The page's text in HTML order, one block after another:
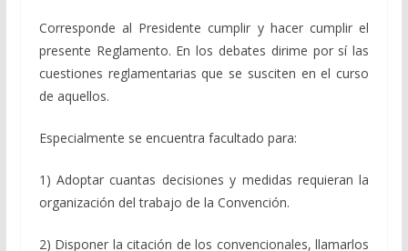
Corresponde al Presidente cumplir y hacer cumplir el
presente Reglamento. En los debates dirime por sí las
cuestiones reglamentarias que se susciten en el curso
de aquellos.
Especialmente se encuentra facultado para:
1) Adoptar cuantas decisiones y medidas requieran la
organización del trabajo de la Convención.
2) Disponer la citación de los convencionales, llamarlos